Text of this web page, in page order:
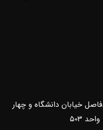
خیابان دانشگاه و چهار